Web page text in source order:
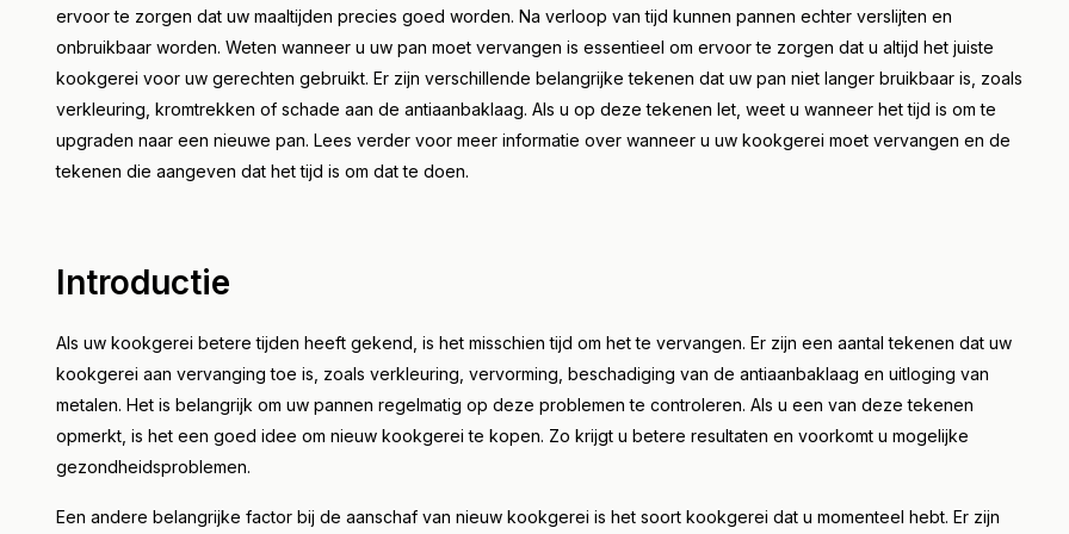
ervoor te zorgen dat uw maaltijden precies goed worden. Na verloop van tijd kunnen pannen echter verslijten en
onbruikbaar worden. Weten wanneer u uw pan moet vervangen is essentieel om ervoor te zorgen dat u altijd het juiste
kookgerei voor uw gerechten gebruikt. Er zijn verschillende belangrijke tekenen dat uw pan niet langer bruikbaar is, zoals
verkleuring, kromtrekken of schade aan de antiaanbaklaag. Als u op deze tekenen let, weet u wanneer het tijd is om te
upgraden naar een nieuwe pan. Lees verder voor meer informatie over wanneer u uw kookgerei moet vervangen en de
tekenen die aangeven dat het tijd is om dat te doen.
Introductie
Als uw kookgerei betere tijden heeft gekend, is het misschien tijd om het te vervangen. Er zijn een aantal tekenen dat uw
kookgerei aan vervanging toe is, zoals verkleuring, vervorming, beschadiging van de antiaanbaklaag en uitloging van
metalen. Het is belangrijk om uw pannen regelmatig op deze problemen te controleren. Als u een van deze tekenen
opmerkt, is het een goed idee om nieuw kookgerei te kopen. Zo krijgt u betere resultaten en voorkomt u mogelijke
gezondheidsproblemen.
Een andere belangrijke factor bij de aanschaf van nieuw kookgerei is het soort kookgerei dat u momenteel hebt. Er zijn